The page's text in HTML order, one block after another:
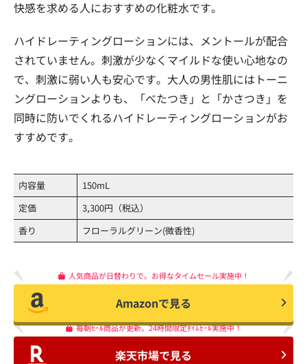
快感を求める人におすすめの化粧水です。
ハイドレーティングローションには、メントールが配合
されていません。刺激が少なくマイルドな使い心地なの
で、刺激に弱い人も安心です。大人の男性肌にはトーニ
ングローションよりも、「べたつき」と「かさつき」を
同時に防いでくれるハイドレーティングローションがお
すすめです。
内容量
150mL
定価
3,300円（税込）
香り
フローラルグリーン(微香性)
人気商品が日替わりで。お得なタイムセール実施中！
Amazonで見る
毎朝ｾｰﾙ商品が更新。24時間限定ﾀｲﾑｾｰﾙ実施中！
楽天市場で見る